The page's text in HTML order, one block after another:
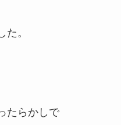
。
たらかしで